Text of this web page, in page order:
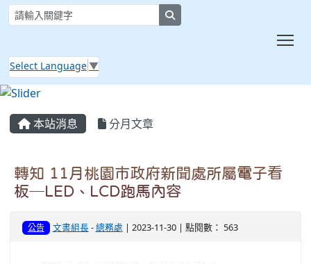
Select Language ▼
本站消息 分月文章
轉知 11月桃園市政府新聞處所屬電子看
板─LED、LCD跑馬內容
公告 文書組長-總務處 | 2023-11-30 | 點閱數： 563